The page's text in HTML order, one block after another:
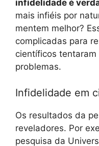
infidelidade é
mais infiéis por
mentem melhor?
complicadas para
científicos
problemas.
Infidelidade em
Os resultados da
reveladores. Por
pesquisa da